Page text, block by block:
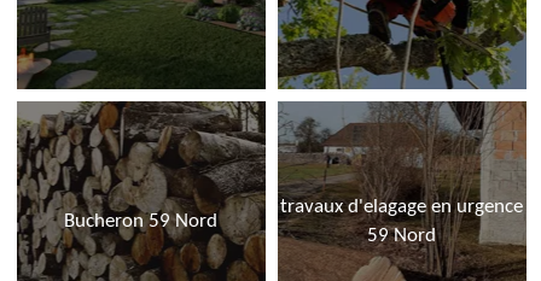
Bucheron 59 Nord
travaux d'elagage en urgence
59 Nord